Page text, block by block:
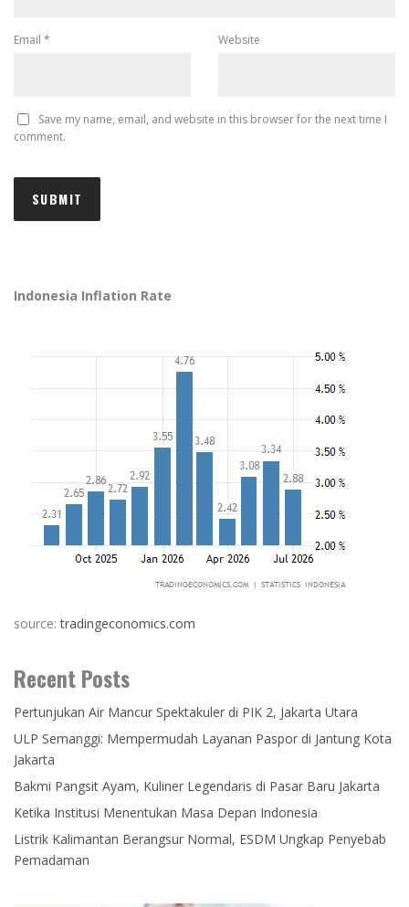
Email * Website
Save my name, email, and website in this browser for the next time I
comment.
Indonesia Inflation Rate
source:tradingeconomics.com
Recent Posts
Pertunjukan Air Mancur Spektakuler di PIK 2, Jakarta Utara
ULP Semanggi: Mempermudah Layanan Paspor di Jantung Kota
Jakarta
Bakmi Pangsit Ayam, Kuliner Legendaris di Pasar Baru Jakarta
Ketika Institusi Menentukan Masa Depan Indonesia
Listrik Kalimantan Berangsur Normal, ESDM Ungkap Penyebab
Pemadaman